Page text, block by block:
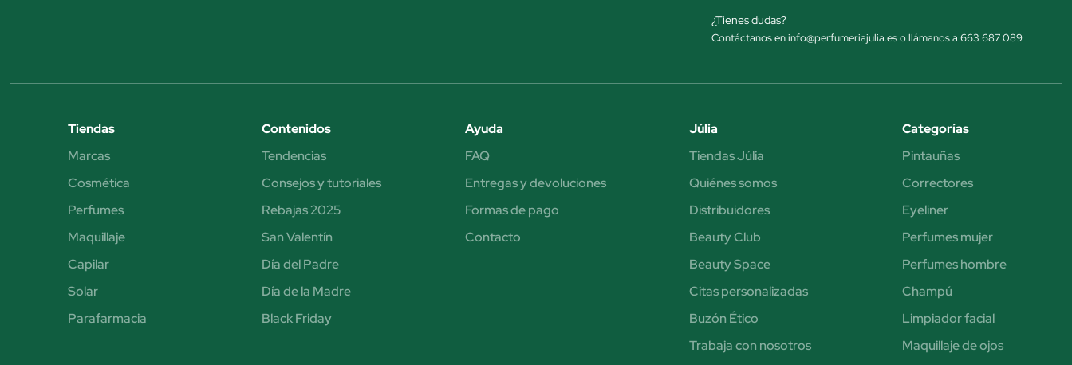
¿Tienes dudas?
Contáctanos en info@perfumeriajulia.es o llámanos a 663 687 089
Tiendas
Marcas
Cosmética
Perfumes
Maquillaje
Capilar
Solar
Parafarmacia
Contenidos
Tendencias
Consejos y tutoriales
Rebajas 2025
San Valentín
Día del Padre
Día de la Madre
Black Friday
Ayuda
FAQ
Entregas y devoluciones
Formas de pago
Contacto
Júlia
Tiendas Júlia
Quiénes somos
Distribuidores
Beauty Club
Beauty Space
Citas personalizadas
Buzón Ético
Trabaja con nosotros
Categorías
Pintauñas
Correctores
Eyeliner
Perfumes mujer
Perfumes hombre
Champú
Limpiador facial
Maquillaje de ojos